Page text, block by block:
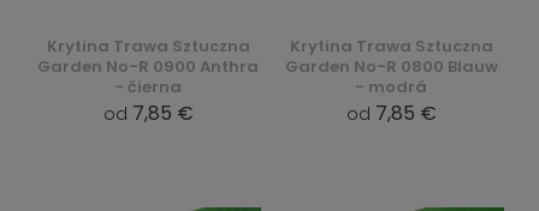
Krytina Trawa Sztuczna
Garden No-R 0900 Anthra
- čierna
od 7,85 €
Krytina Trawa Sztuczna
Garden No-R 0800 Blauw
- modrá
od 7,85 €